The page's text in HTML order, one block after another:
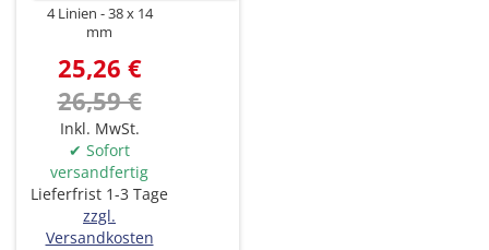
4 Linien
38 x 14
mm
25,26 €
26,59 €
Inkl. MwSt.
✔ Sofort
versandfertig
Lieferfrist 1-3 Tage
zzgl.
Versandkosten